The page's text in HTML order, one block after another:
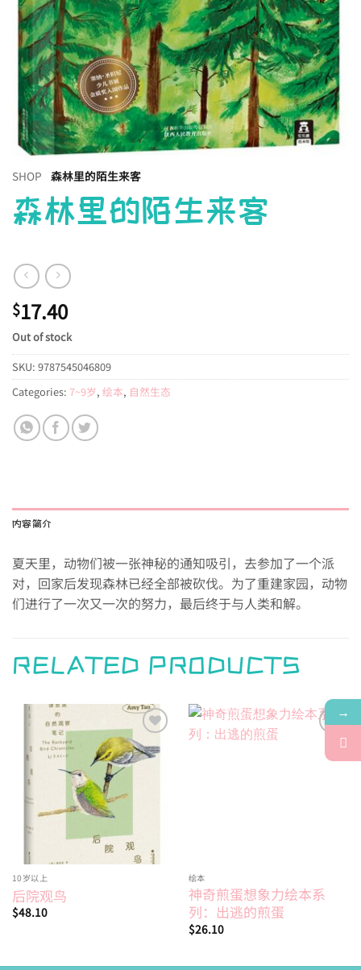
SHOP 森林里的陌生来客
森林里的陌生来客
$17.40
Out of stock
SKU: 9787545046809
Categories: 7~9岁, 绘本, 自然生态
内容简介
夏天里，动物们被一张神秘的通知吸引，去参加了一个派
对，回家后发现森林已经全部被砍伐。为了重建家园，动物
们进行了一次又一次的努力，最后终于与人类和解。
RELATED PRODUCTS
Add to
wishlist
10岁以上
后院观鸟
$48.10
wishlist
绘本
神奇煎蛋想象力绘本系
列：出逃的煎蛋
$26.10
→